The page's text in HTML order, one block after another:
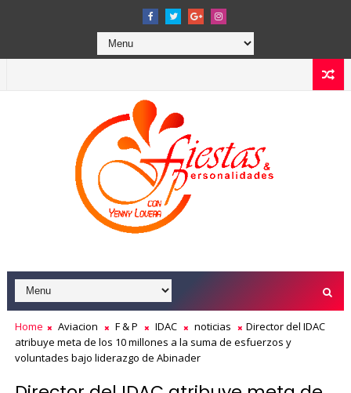
Home Aviacion F & P IDAC noticias
Director del IDAC
atribuye meta de los 10 millones a la suma de esfuerzos y
voluntades bajo liderazgo de Abinader